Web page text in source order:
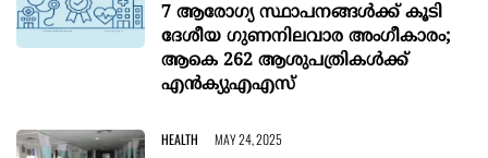
7 ആരോഗ്യ സ്ഥാപനങ്ങള്‍ക്ക് കൂടി
ദേശീയ ഗുണനിലവാര അംഗീകാരം;
ആകെ 262 ആശുപത്രികള്‍ക്ക്
എന്‍ക്യുഎഎസ്
HEALTH MAY 24, 2025